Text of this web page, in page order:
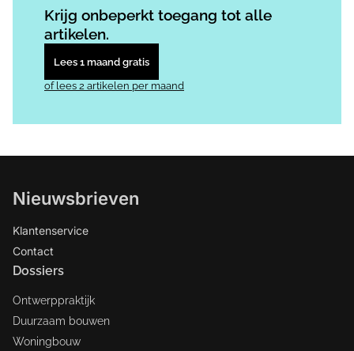
Krijg onbeperkt toegang tot alle
artikelen.
Lees 1 maand gratis
of lees 2 artikelen per maand
Nieuwsbrieven
Klantenservice
Contact
Dossiers
Ontwerppraktijk
Duurzaam bouwen
Woningbouw